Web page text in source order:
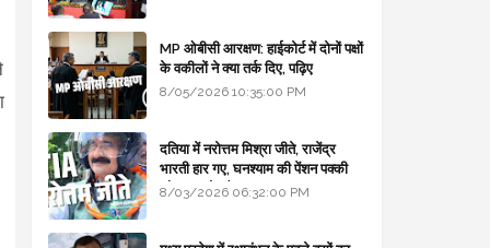
MP ओबीसी आरक्षण: हाईकोर्ट में दोनों पक्षों
के वकीलों ने क्या तर्क दिए, पढ़िए
8/05/2026 10:35:00 PM
दतिया में नरोत्तम मिश्रा जीते, राजेंद्र
भारती हार गए, घनश्याम की पेंशन पक्की
और आशुतोष बैक टू...
8/03/2026 06:32:00 PM